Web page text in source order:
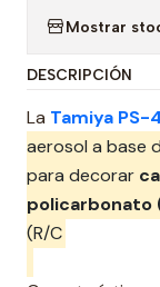
Mostrar
DESCRIPCIÓN
La Tamiya PS-
aerosol a base
para decorar
policarbonato
(R/C